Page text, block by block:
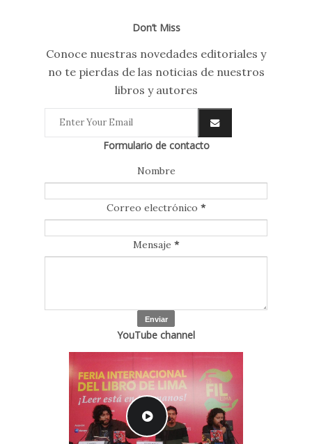
Don’t Miss
Conoce nuestras novedades editoriales y
no te pierdas de las noticias de nuestros
libros y autores
Formulario de contacto
Nombre
Correo electrónico *
Mensaje *
YouTube channel